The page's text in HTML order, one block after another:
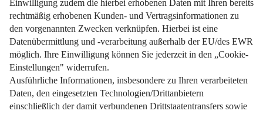
Impressum Datenschutz Nutzungsbedingungen
Pflichtinformationen AGB Über uns Bildquellen
Barrierefreiheit Widerrufsformular